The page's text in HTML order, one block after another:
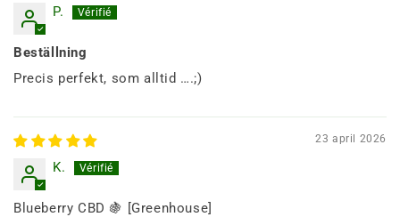
P.
Beställning
Precis perfekt, som alltid ….;)
23 april 2026
K.
Blueberry CBD 🍇 [Greenhouse]